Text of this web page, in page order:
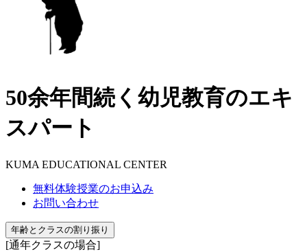
50余年間続く幼児教育のエキ
スパート
KUMA EDUCATIONAL CENTER
無料体験授業のお申込み
お問い合わせ
年齢とクラスの割り振り
[通年クラスの場合]